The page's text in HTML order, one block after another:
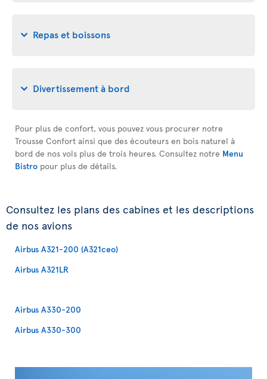
Repas et boissons
Divertissement à bord
Pour plus de confort, vous pouvez vous procurer notre
Trousse Confort ainsi que des écouteurs en bois naturel à
bord de nos vols plus de trois heures. Consultez notre Menu
Bistro pour plus de détails.
Consultez les plans des cabines et les descriptions
de nos avions
Airbus A321-200 (A321ceo)
Airbus A321LR
Airbus A330-200
Airbus A330-300